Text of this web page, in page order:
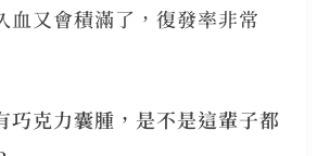
血又會積滿了，復發率非常
巧克力囊腫，是不是這輩子都